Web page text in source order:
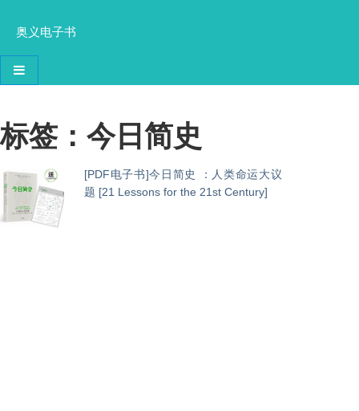
奥义电子书
导航切换
标签：今日简史
[PDF电子书]今日简史 ：人类命运大议
题 [21 Lessons for the 21st Century]